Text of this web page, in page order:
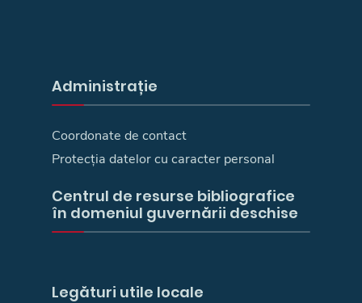
Administrație
Coordonate de contact
Protecția datelor cu caracter personal
Centrul de resurse bibliografice
în domeniul guvernării deschise
Legături utile locale